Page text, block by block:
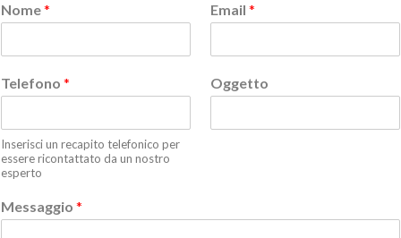
Nome* Email *
Telefono *
Inserisci un recapito telefonico per
essere ricontattato da un nostro
esperto
Oggetto
Messaggio *